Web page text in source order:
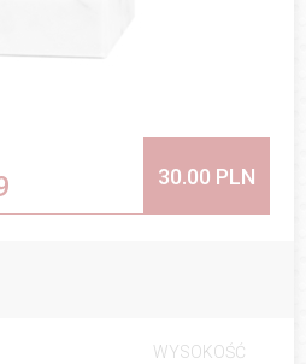
30.00 PLN
WYSOKOŚĆ